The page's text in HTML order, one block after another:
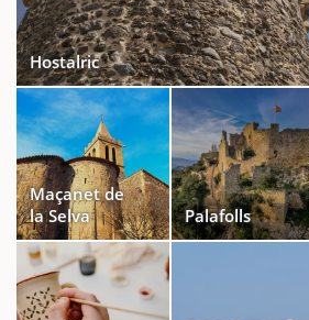
Hostalric
Maçanet de
la Selva
Palafolls